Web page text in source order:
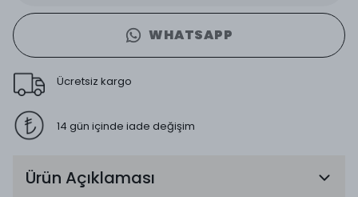
WHATSAPP
Ücretsiz kargo
14 gün içinde iade değişim
Ürün Açıklaması